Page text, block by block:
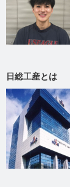
日総工産とは